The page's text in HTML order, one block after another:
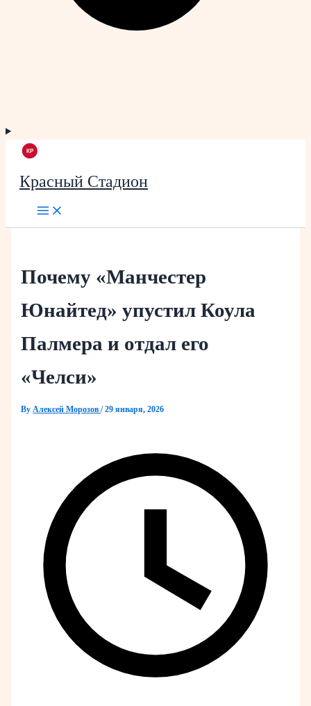
Красный Стадион
Почему «Манчестер
Юнайтед» упустил Коула
Палмера и отдал его
«Челси»
ByАлексей Морозов/29 января, 2026